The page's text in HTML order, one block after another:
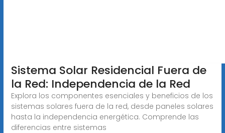
Sistema Solar Residencial Fuera de
la Red: Independencia de la Red
Explora los componentes esenciales y beneficios de los
sistemas solares fuera de la red, desde paneles solares
hasta la independencia energética. Comprende las
diferencias entre sistemas